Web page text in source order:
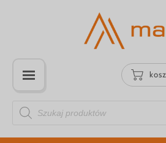
Wyszukiwarka
produktów